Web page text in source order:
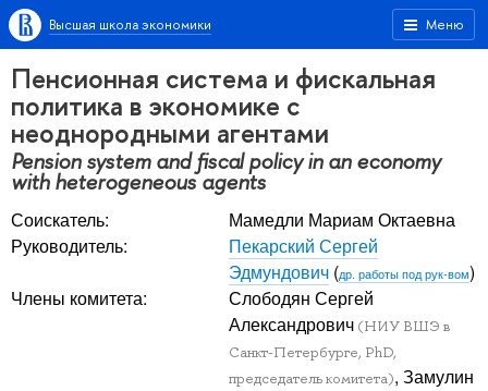
Меню
Высшая школа экономики
Пенсионная система и фискальная
политика в экономике с
неоднородными агентами
Pension system and fiscal policy in an economy
with heterogeneous agents
Соискатель:
Мамедли Мариам Октаевна
Руководитель:
Пекарский Сергей
Эдмундович (др. работы под рук-вом)
Члены комитета:
Слободян Сергей
Александрович (НИУ ВШЭ в
Санкт-Петербурге, PhD,
председатель комитета), Замулин